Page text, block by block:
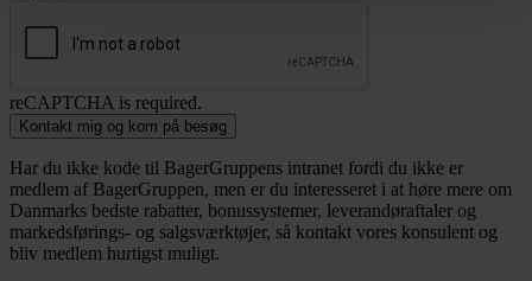
reCAPTCHA is required.
Kontakt mig og kom på besøg
Har du ikke kode til BagerGruppens intranet fordi du ikke er
medlem af BagerGruppen, men er du interesseret i at høre mere om
Danmarks bedste rabatter, bonussystemer, leverandøraftaler og
markedsførings- og salgsværktøjer, så kontakt vores konsulent og
bliv medlem hurtigst muligt.